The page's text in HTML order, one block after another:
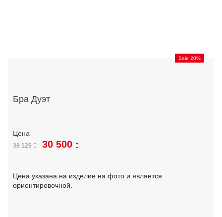
Sale 20%
Бра Дуэт
38 125 30 500
Цена указана на изделие на фото и является
ориентировочной.